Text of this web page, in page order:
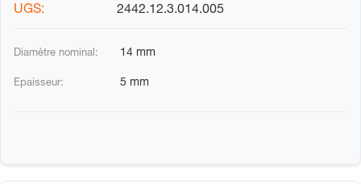
2442.12.3.014.005
14 mm
5 mm